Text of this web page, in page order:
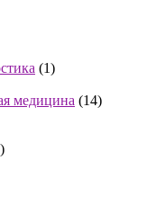
(1)
медицина (14)